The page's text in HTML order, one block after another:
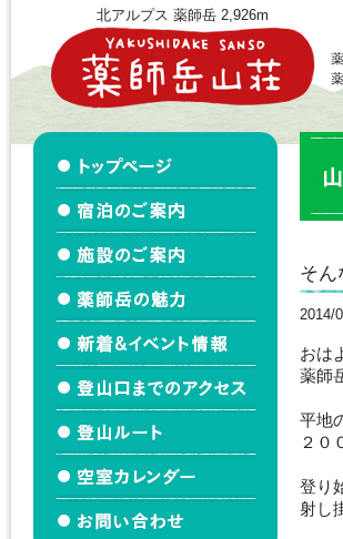
北アルプス 薬師岳 2,926m
そ
2014/
おは
薬師
平地
２０
登り
射し